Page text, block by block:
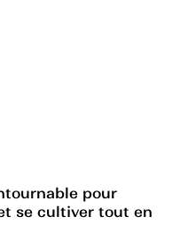
pour
se cultiver tout en